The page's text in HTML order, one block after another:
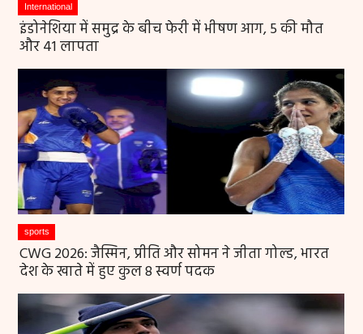
International
इंडोनेशिया में समुद्र के बीच फेरी में भीषण आग, 5 की मौत
और 41 लापता
sports
CWG 2026: जैस्मिन, प्रीति और सोमन ने जीता गोल्ड, भारत
देश के खाते में हुए कुल 8 स्वर्ण पदक